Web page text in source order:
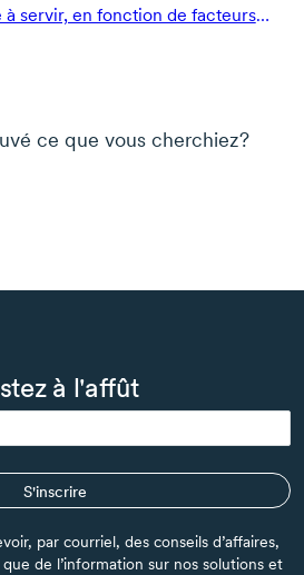
à servir, en fonction de facteurs
ce que vous cherchiez?
à l'affût
S'inscrire
par courriel, des conseils d’affaires,
de l’information sur nos solutions et